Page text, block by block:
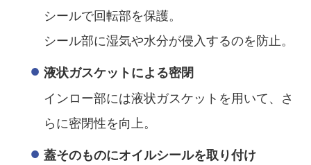
シールで回転部を保護。
シール部に湿気や水分が侵入するのを防止。
液状ガスケットによる密閉
インロー部には液状ガスケットを用いて、さ
らに密閉性を向上。
蓋そのものにオイルシールを取り付け